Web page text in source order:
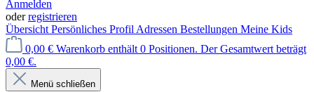
Anmelden
oderregistrieren
Übersicht Persönliches Profil Adressen Bestellungen Meine Kids
0,00 € Warenkorb enthält 0 Positionen. Der Gesamtwert beträgt
0,00 €.
Menü schließen